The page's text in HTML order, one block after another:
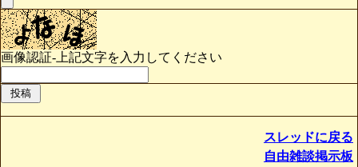
画像認証-上記文字を入力してください
スレッドに戻る
自由雑談掲示板